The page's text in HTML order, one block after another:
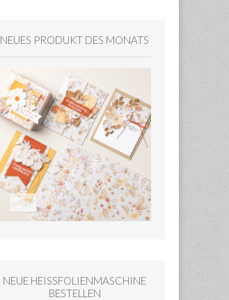
NEUES PRODUKT DES MONATS
NEUE HEISSFOLIENMASCHINE
BESTELLEN